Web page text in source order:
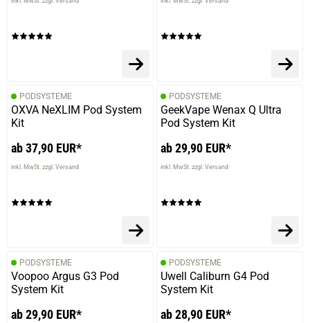
PODSYSTEME
OXVA NeXLIM Pod System
Kit
ab 37,90 EUR*
inkl. MwSt. zzgl. Versand
PODSYSTEME
GeekVape Wenax Q Ultra
Pod System Kit
ab 29,90 EUR*
inkl. MwSt. zzgl. Versand
PODSYSTEME
Voopoo Argus G3 Pod
System Kit
ab 29,90 EUR*
PODSYSTEME
Uwell Caliburn G4 Pod
System Kit
ab 28,90 EUR*